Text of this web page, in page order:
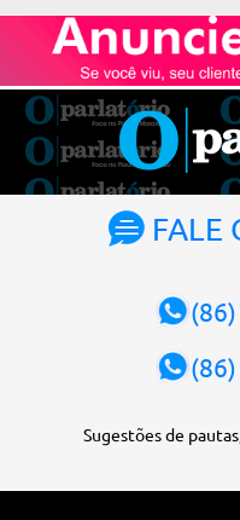
votação foi feita de forma
Atualmente, Fachin é o
antiguidade, deve assumir
o tribunal deve ser
ainda não presidiu a Corte.
Roberto Barroso, que
cumprimentar Fachin pela
tem sorte de ter o ministro
“Considero, pessoalmente
FALE
Sugestões de